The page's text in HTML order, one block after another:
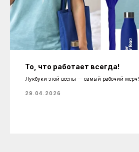
То, что работает всегда!
Лукбуки этой весны — самый рабочий мерч!
29.04.2026